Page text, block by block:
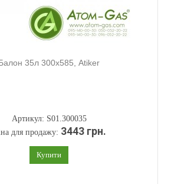
35л 300х585, Atiker
Артикул: S01.300035
для продажу: 3443 грн.
Купити